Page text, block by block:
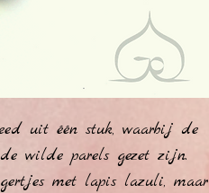
uit één stuk, waarbij de
wilde parels gezet zijn.
met lapis lazuli, maar